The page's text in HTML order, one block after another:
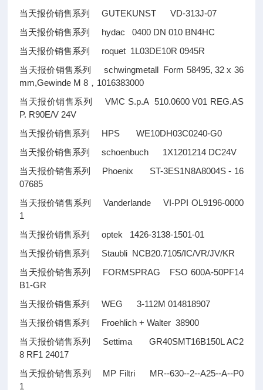
当天报价销售系列 GUTEKUNST VD-313J-07
当天报价销售系列 hydac 0400 DN 010 BN4HC
当天报价销售系列 roquet 1L03DE10R 0945R
当天报价销售系列 schwingmetall Form 58495, 32 x 36
mm,Gewinde M 8，1016383000
当天报价销售系列 VMC S.p.A 510.0600 V01 REG.AS
P. R90E/V 24V
当天报价销售系列 HPS WE10DH03C0240-G0
当天报价销售系列 schoenbuch 1X1201214 DC24V
当天报价销售系列 Phoenix ST-3ES1N8A8004S - 16
07685
当天报价销售系列 Vanderlande VI-PPI OL9196-0000
1
当天报价销售系列 optek 1426-3138-1501-01
当天报价销售系列 Staubli NCB20.7105/IC/VR/JV/KR
当天报价销售系列 FORMSPRAG FSO 600A-50PF14
B1-GR
当天报价销售系列 WEG 3-112M 014818907
当天报价销售系列 Froehlich + Walter 38900
当天报价销售系列 Settima GR40SMT16B150L AC2
8 RF1 24017
当天报价销售系列 MP Filtri MR--630--2--A25--A--P0
1